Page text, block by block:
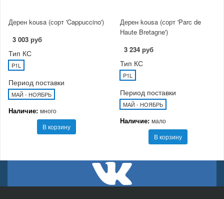
Дерен kousa (сорт 'Cappuccino')
3 003 руб
Тип КС
P1L
Период поставки
МАЙ - НОЯБРЬ
Наличие: много
В корзину
Дерен kousa (сорт 'Parc de
Haute Bretagne')
3 234 руб
Тип КС
P1L
Период поставки
МАЙ - НОЯБРЬ
Наличие: мало
В корзину